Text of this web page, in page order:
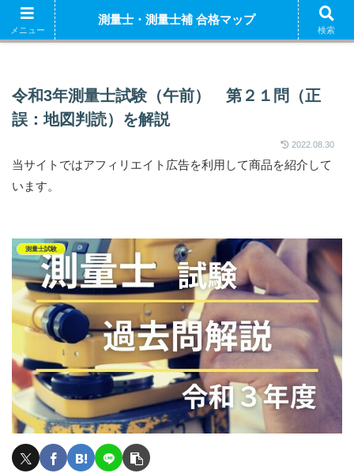
ホーム 測量
令和3年測量士試験（午前） 第２１問（正
誤：地図判読）を解説
2022.08.30
当サイトではアフィリエイト広告を利用して商品を紹介して
います。
測量士試験
メニュー
測量士・測量士補 合格マップ
検索